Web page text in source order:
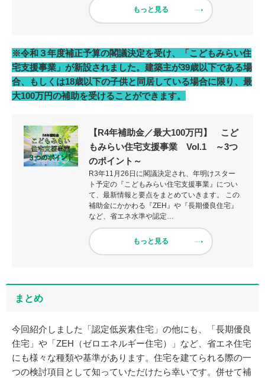
もっと見る
※令和３年度補正予算の閣議決定を受け、「こどもみらい住
宅支援事業」が新設されました。建築主が39歳以下である場
合、もしくは18歳以下の子供と同居している場合に限り、最
大100万円の補助を受けることができます。
【R4年補助金／最大100万円】 こど
もみらい住宅支援事業 Vol.1 ～3つ
のポイント～
R3年11月26日に閣議決定され、年明けスター
ト予定の『こどもみらい住宅支援事業』につい
て、最新情報と要点をまとめていきます。 この
補助金にかかわる『ZEH』や『長期優良住宅』
など、省エネ水準や認定…
もっと見る
まとめ
今回紹介しました「認定低炭素住宅」の他にも、「長期優良
住宅」や「ZEH（ゼロエネルギー住宅）」など、省エネ住宅
にも様々な種類や基準があります。住宅を建てられる際の一
つの検討項目として知っていただけたら幸いです。併せて補